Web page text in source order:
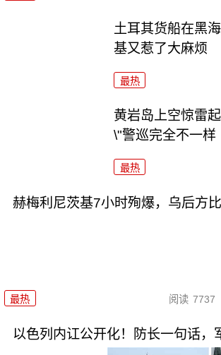
土耳其货船在黑
基又惹了大麻烦
最热
黄岩岛上空惊雷
\"警巡完全不一样
最热
赫梅利尼茨基7小时殉爆，乌后方
最热 阅读 7737
以色列内讧公开化！防长一句话，